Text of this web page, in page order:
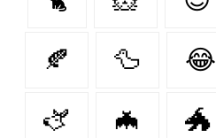
🍂 🦆 😂
🫏 🦇 🐲